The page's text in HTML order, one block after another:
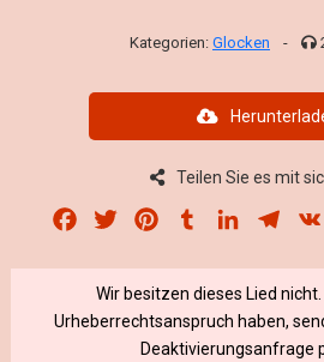
Kategorien: Glocken -
Teilen Sie es mit
Facebook
Twitter PinterestTumblrLinkedIn
Wir besitzen dieses Lied
Urheberrechtsanspruch haben,
Deaktivierungsanfrage